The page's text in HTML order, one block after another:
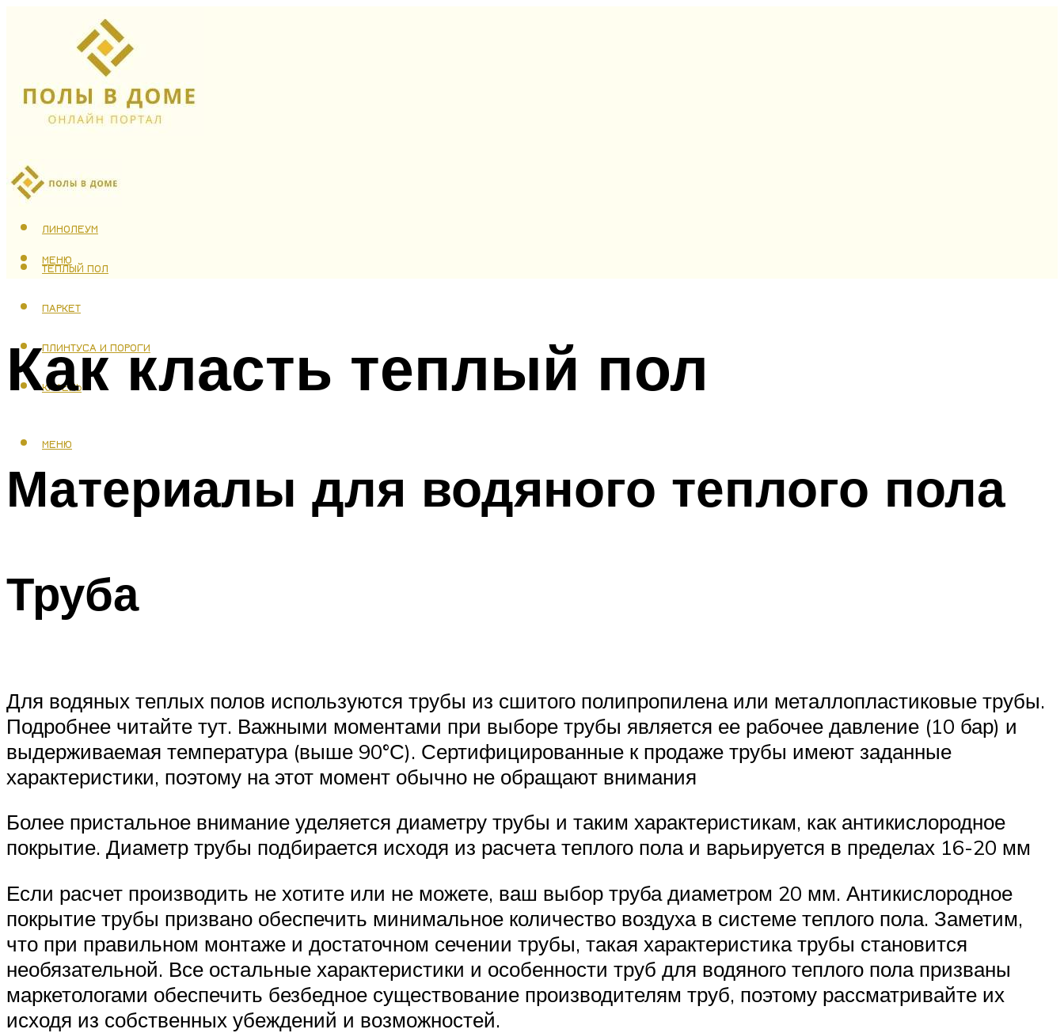
ЛАМИНАТ
ЛИНОЛЕУМ
ТЕПЛЫЙ ПОЛ
ПАРКЕТ
ПЛИНТУСА И ПОРОГИ
КАФЕЛЬ
МЕНЮ
МЕНЮ
Как класть теплый пол
Материалы для водяного теплого пола
Труба
Для водяных теплых полов используются трубы из сшитого полипропилена или металлопластиковые трубы.
Подробнее читайте тут. Важными моментами при выборе трубы является ее рабочее давление (10 бар) и
выдерживаемая температура (выше 90°С). Сертифицированные к продаже трубы имеют заданные
характеристики, поэтому на этот момент обычно не обращают внимания
Более пристальное внимание уделяется диаметру трубы и таким характеристикам, как антикислородное
покрытие. Диаметр трубы подбирается исходя из расчета теплого пола и варьируется в пределах 16-20 мм
Если расчет производить не хотите или не можете, ваш выбор труба диаметром 20 мм. Антикислородное
покрытие трубы призвано обеспечить минимальное количество воздуха в системе теплого пола. Заметим,
что при правильном монтаже и достаточном сечении трубы, такая характеристика трубы становится
необязательной. Все остальные характеристики и особенности труб для водяного теплого пола призваны
маркетологами обеспечить безбедное существование производителям труб, поэтому рассматривайте их
исходя из собственных убеждений и возможностей.